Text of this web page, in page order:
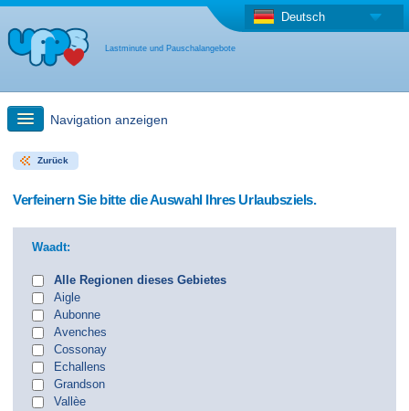
Lastminute und Pauschalangebote
Deutsch
Navigation anzeigen
Schnellsuche
Anderes Land
Zurück
Verfeinern Sie bitte die Auswahl Ihres Urlaubsziels.
Waadt:
Alle Regionen dieses Gebietes
Aigle
Aubonne
Avenches
Cossonay
Echallens
Grandson
Vallèe